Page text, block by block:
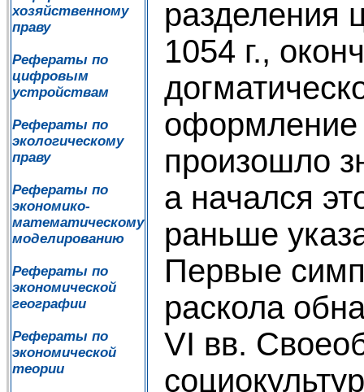
хозяйственному
праву
Рефераты по
цифровым
устройствам
Рефераты по
экологическому
праву
Рефераты по
экономико-
математическому
моделированию
Рефераты по
экономической
географии
Рефераты по
экономической
теории
разделения
1054 г.,
оформление
произошло
а начался
раньше
Первые
раскола
VI вв.